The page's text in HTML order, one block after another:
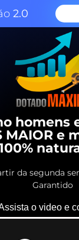
2.0
homens
MAIOR e
da segunda
Garantido
o video e